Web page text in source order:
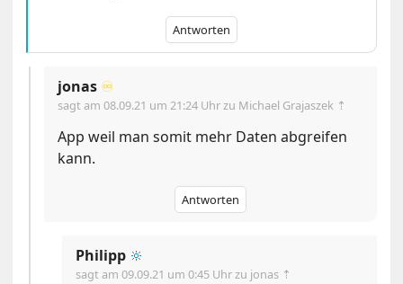
Antworten
jonas ♾️
sagt am08.09.21 um 21:24 Uhrzu Michael Grajaszek ⇡
App weil man somit mehr Daten abgreifen
kann.
Antworten
Philipp 🔆
sagt am09.09.21 um 0:45 Uhrzu jonas ⇡